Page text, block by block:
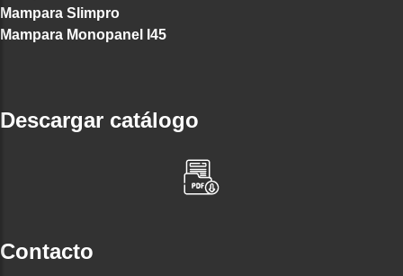
Mampara Slimpro
Mampara Monopanel I45
Descargar catálogo
Contacto